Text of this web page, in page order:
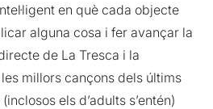
en què cada objecte
alguna cosa i fer avançar la
de La Tresca i la
millors cançons dels últims
els d’adults s’entén)